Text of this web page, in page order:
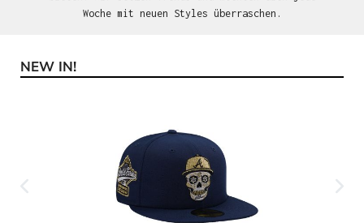
Woche mit neuen Styles überraschen.
Produktgalerie überspringen
NEW IN!